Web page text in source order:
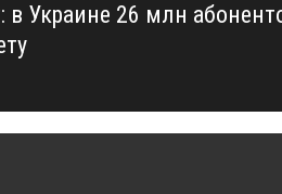
в Украине 26 млн